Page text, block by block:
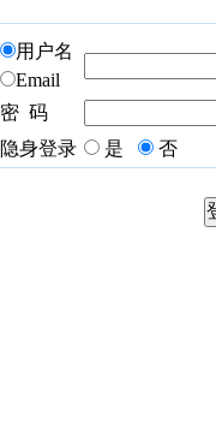
用户名
Email
密 码
隐身登录
是 否